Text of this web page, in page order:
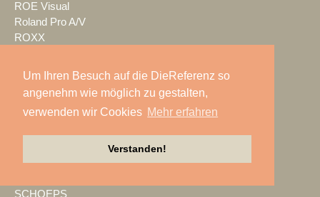
Um Ihren Besuch auf die DieReferenz so
angenehm wie möglich zu gestalten,
verwenden wir Cookies Mehr erfahren
Verstanden!
ROE Visual
Roland Pro A/V
ROXX
S.E.A. Vertrieb
Samsung
satis&fy
Schallwerk Audiotechnik
Scheinwurf
SCHOEPS